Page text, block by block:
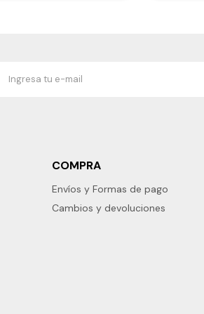
COMPRA
Envíos y Formas de pago
Cambios y devoluciones